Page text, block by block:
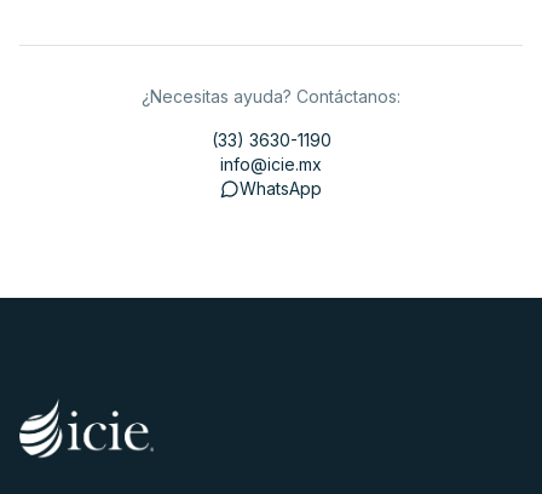
¿Necesitas ayuda? Contáctanos:
(33) 3630-1190
info@icie.mx
WhatsApp